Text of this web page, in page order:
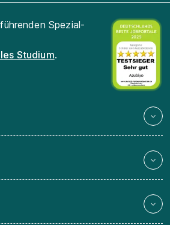
Spezial-
Studium.